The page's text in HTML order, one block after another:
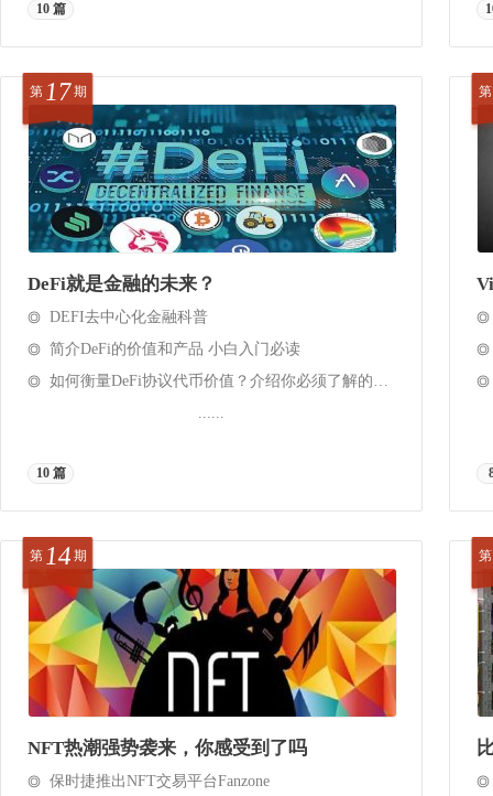
10 篇
DeFi就是金融的未来？
DEFI去中心化金融科普
简介DeFi的价值和产品 小白入门必读
如何衡量DeFi协议代币价值？介绍你必须了解的12个指标
......
10 篇
第 17期 第
NFT热潮强势袭来，你感受到了吗
保时捷推出NFT交易平台Fanzone
第 14 期 第